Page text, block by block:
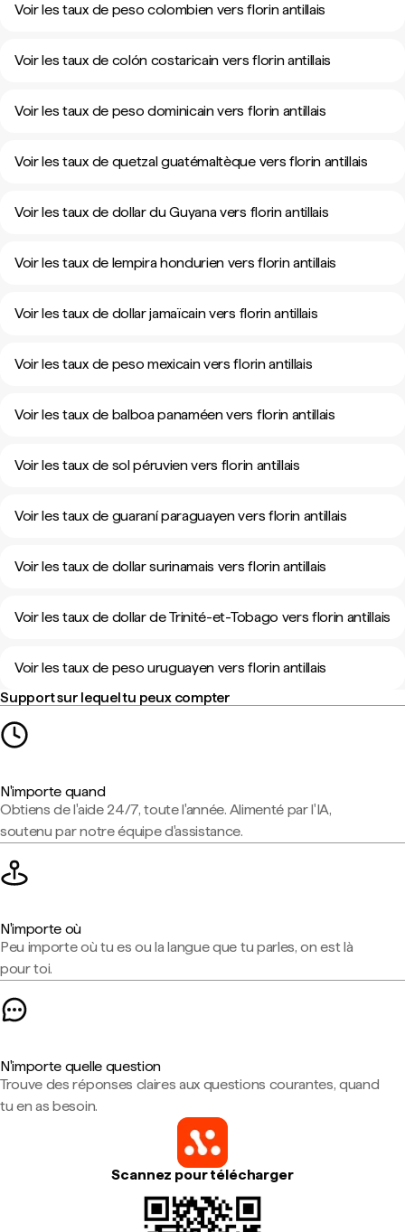
Voir les taux de peso colombien vers florin antillais
Voir les taux de colón costaricain vers florin antillais
Voir les taux de peso dominicain vers florin antillais
Voir les taux de quetzal guatémaltèque vers florin antillais
Voir les taux de dollar du Guyana vers florin antillais
Voir les taux de lempira hondurien vers florin antillais
Voir les taux de dollar jamaïcain vers florin antillais
Voir les taux de peso mexicain vers florin antillais
Voir les taux de balboa panaméen vers florin antillais
Voir les taux de sol péruvien vers florin antillais
Voir les taux de guaraní paraguayen vers florin antillais
Voir les taux de dollar surinamais vers florin antillais
Voir les taux de dollar de Trinité-et-Tobago vers florin antillais
Voir les taux de peso uruguayen vers florin antillais
Support sur lequel tu peux compter
N'importe quand
Obtiens de l'aide 24/7, toute l'année. Alimenté par l'IA,
soutenu par notre équipe d'assistance.
N'importe où
Peu importe où tu es ou la langue que tu parles, on est là
pour toi.
N'importe quelle question
Trouve des réponses claires aux questions courantes, quand
tu en as besoin.
Scannez pour télécharger